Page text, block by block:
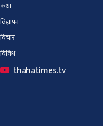
कथा
विज्ञापन
विचार
विविध
thahatimes.tv